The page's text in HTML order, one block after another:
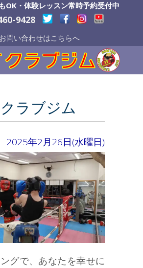
OK・体験レッスン常時予約受付中
9428
お問い合わせはこちらへ
ラブジム
2025年2月26日(水曜日)
グで、あなたを幸せに